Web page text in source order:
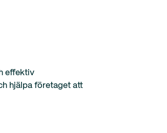
effektiv
hjälpa företaget att